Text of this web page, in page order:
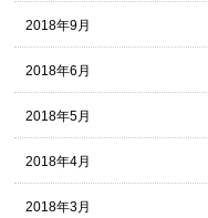
2018年9月
2018年6月
2018年5月
2018年4月
2018年3月